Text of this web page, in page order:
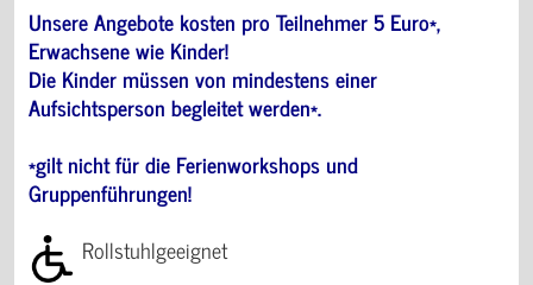
Unsere Angebote kosten pro Teilnehmer 5 Euro*,
Erwachsene wie Kinder!
Die Kinder müssen von mindestens einer
Aufsichtsperson begleitet werden*.
*gilt nicht für die Ferienworkshops und
Gruppenführungen!
Rollstuhlgeeignet